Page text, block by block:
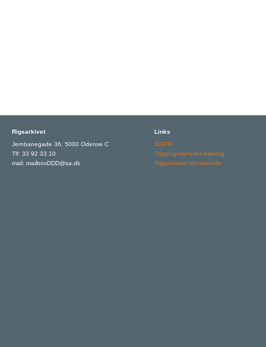
Rigsarkivet
Jernbanegade 36, 5000 Odense C
Tlf: 33 92 33 10
mail: mailboxDDD@sa.dk
Links
GDPR
Tilgængelighedserklæring
Rigsarkivets hjemmeside